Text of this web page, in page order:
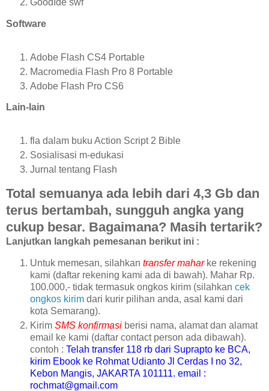
GoodIde swf
Software
Adobe Flash CS4 Portable
Macromedia Flash Pro 8 Portable
Adobe Flash Pro CS6
Lain-lain
fla dalam buku Action Script 2 Bible
Sosialisasi m-edukasi
Jurnal tentang Flash
Total semuanya ada lebih dari 4,3 Gb dan
terus bertambah, sungguh angka yang
cukup besar. Bagaimana? Masih tertarik?
Lanjutkan langkah pemesanan berikut ini :
Untuk memesan, silahkan transfer maharke rekening
kami (daftar rekening kami ada di bawah). Mahar Rp.
100.000,- tidak termasuk ongkos kirim (silahkan cek
ongkos kirim dari kurir pilihan anda, asal kami dari
kota Semarang).
Kirim SMS konfirmasi berisi nama, alamat dan alamat
email ke kami (daftar contact person ada dibawah).
contoh : Telah transfer 118 rb dari Suprapto ke BCA,
kirim Ebook ke Rohmat Udianto Jl Cerdas I no 32,
Kebon Mangis, JAKARTA 101111. email :
rochmat@gmail.com